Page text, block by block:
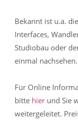
Bekannt ist u.a.
Interfaces,
Studiobau oder
einmal nachsehen.
Für Online
bitte hier und Sie
weitergeleitet.